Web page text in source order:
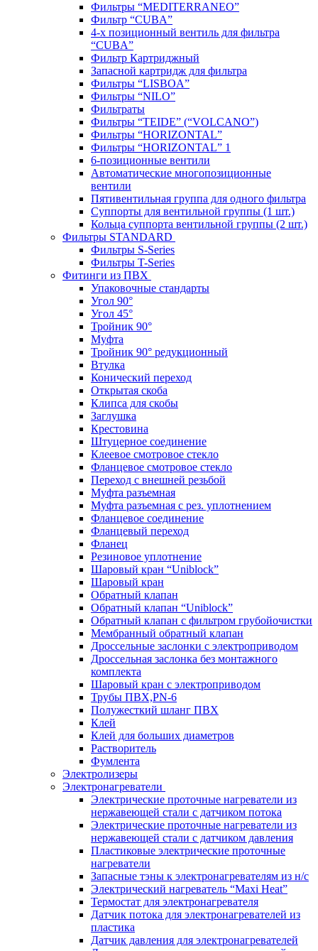
Фильтры “MEDITERRANEO”
Фильтр “CUBA”
4-х позиционный вентиль для фильтра
“CUBA”
Фильтр Картриджный
Запасной картридж для фильтра
Фильтры “LISBOA”
Фильтры “NILO”
Фильтраты
Фильтры “TEIDE” (“VOLСANO”)
Фильтры “HORIZONTAL”
Фильтры “HORIZONTAL” 1
6-позиционные вентили
Автоматические многопозиционные
вентили
Пятивентильная группа для одного фильтра
Суппорты для вентильной группы (1 шт.)
Кольца суппорта вентильной группы (2 шт.)
Фильтры STANDARD
Фильтры S-Series
Фильтры T-Series
Фитинги из ПВХ
Упаковочные стандарты
Угол 90°
Угол 45°
Тройник 90°
Муфта
Тройник 90° редукционный
Втулка
Конический переход
Открытая скоба
Клипса для скобы
Заглушка
Крестовина
Штуцерное соединение
Клеевое смотровое стекло
Фланцевое смотровое стекло
Переход с внешней резьбой
Муфта разъемная
Муфта разъемная с рез. уплотнением
Фланцевое соединение
Фланцевый переход
Фланец
Резиновое уплотнение
Шаровый кран “Uniblock”
Шаровый кран
Обратный клапан
Обратный клапан “Uniblock”
Обратный клапан с фильтром грубойочистки
Мембранный обратный клапан
Дроссельные заслонки с электроприводом
Дроссельная заслонка без монтажного
комплекта
Шаровый кран с электроприводом
Трубы ПВХ,PN-6
Полужесткий шланг ПВХ
Клей
Клей для больших диаметров
Растворитель
Фумлента
Электролизеры
Электронагреватели
Электрические проточные нагреватели из
нержавеющей стали с датчиком потока
Электрические проточные нагреватели из
нержавеющей стали с датчиком давления
Пластиковые электрические проточные
нагреватели
Запасные тэны к электронагревателям из н/с
Электрический нагреватель “Maxi Heat”
Термостат для электронагревателя
Датчик потока для электронагревателей из
пластика
Датчик давления для электронагревателей